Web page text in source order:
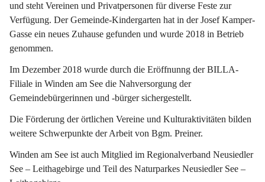
und steht Vereinen und Privatpersonen für diverse Feste zur
Verfügung. Der Gemeinde-Kindergarten hat in der Josef Kamper-
Gasse ein neues Zuhause gefunden und wurde 2018 in Betrieb
genommen.
Im Dezember 2018 wurde durch die Eröffnunng der BILLA-
Filiale in Winden am See die Nahversorgung der
Gemeindebürgerinnen und -bürger sichergestellt.
Die Förderung der örtlichen Vereine und Kulturaktivitäten bilden
weitere Schwerpunkte der Arbeit von Bgm. Preiner.
Winden am See ist auch Mitglied im Regionalverband Neusiedler
See – Leithagebirge und Teil des Naturparkes Neusiedler See –